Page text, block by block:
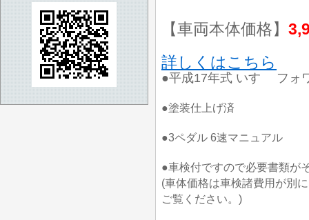
【車両本体価格】
詳しくはこちら
●平成17年式 いすゞ フォ
●塗装仕上げ済
●3ペダル 6速マニュアル
●車検付ですので必要書類が
(車体価格は車検諸費用が別
ご覧ください。)